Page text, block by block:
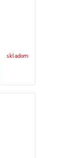
skladom